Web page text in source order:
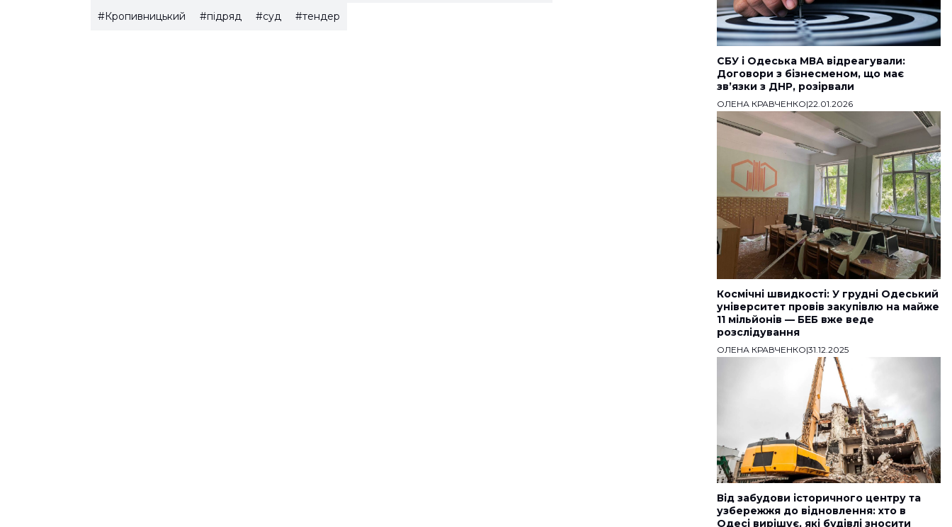
#Кропивницький #підряд #суд #тендер
СБУ і Одеська МВА відреагували:
Договори з бізнесменом, що має
звʼязки з ДНР, розірвали
ОЛЕНА КРАВЧЕНКО|22.01.2026
Космічні швидкості: У грудні Одеський
університет провів закупівлю на майже
11 мільйонів — БЕБ вже веде
розслідування
ОЛЕНА КРАВЧЕНКО|31.12.2025
Від забудови історичного центру та
узбережжя до відновлення: хто в
Одесі вирішує, які будівлі зносити